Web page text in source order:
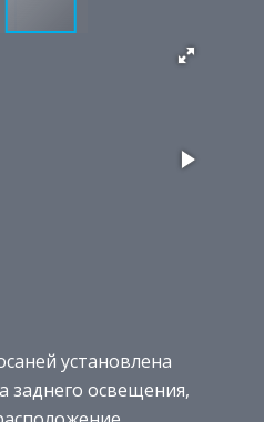
установлена
заднего освещения,